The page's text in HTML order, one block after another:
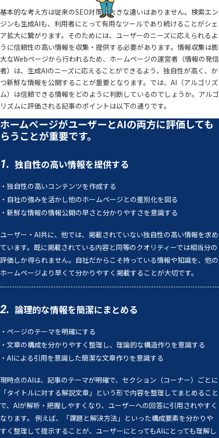
基本的な考え方は従来のSEO対策と大きな違いはありません。検索エン
ジンも生成AIも、利用者にとって有用なツールであり続けることがシェ
ア拡大に繋がります。そのためには、ユーザーのニーズに応えられるよ
うに信頼性の高い情報を収集・提供する必要があります。情報収集は膨
大なWebページから行われるため、ホームページの運営者（情報の発信
者）は、生成AIのニーズに応えることができるよう、独自性が高く、か
つ新鮮な情報を公開することが重要となります。では、AI（アルゴリズ
ム）は信頼できる情報をどのように判断しているのでしょうか。アルゴ
リズムに評価される記事のポイントは以下の通りです。
ホームページがユーザーとAIの両方に評価しても
らうことが重要です。
1. 独自性の高い情報を提供する
・独自性の高いコンテンツを作成する
・自社の強みを活かし他のホームページとの差別化を図る
・新鮮な情報の情報公開の早さと分かりやすさを意識する
ユーザー・AI共に、他では、掲載されていない独自性の高い情報を求め
ています。既に掲載されている内容と同等のクオリティーでは相当分の
評価しか得られません。自社だからこそ持っている情報や知識を、他の
ホームページより早くて分かりやすく掲載することが大切です。
2. 論理的な情報を簡潔にまとめる
・ページのテーマを明確にする
・文章の構成を分かりやすく整理し、理論的な構造作りを意識する
・AIによる引用を意識した簡潔な文章作りを意識する
現時点のAIは、記事のテーマが明確で、セクション（コーナー）ごとに
「タイトルに対する解説文章」という形で内容を整理してまとめること
で、AIが解析・把握しやすくなり、ユーザーへの回答に引用されやすく
なります。 例えば、「課題と解決方法」といった構成要素を分かりや
すく整理して提示することが、ユーザーにとってもAIにとっても理解し